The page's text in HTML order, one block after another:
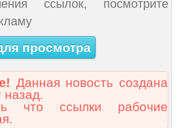
ссылок, посмотрите
просмотра
Данная новость создана
назад.
что ссылки рабочие